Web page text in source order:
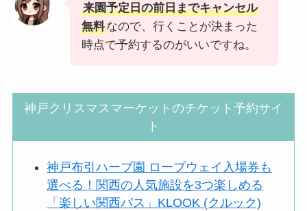
来園予定日の前日までキャンセル
無料なので、行くことが決まった
時点で予約するのがいいですね。
神戸クリスマスマーケットのチケット予約サイ
ト
神戸布引ハーブ園 ロープウェイ入場券も
選べる！関西の人気施設を3つ楽しめる
「楽しい関西パス」KLOOK (クルック)